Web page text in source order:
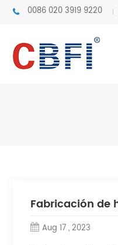
0086 020 3919 9220
Fabricación de
Aug 17 , 2023